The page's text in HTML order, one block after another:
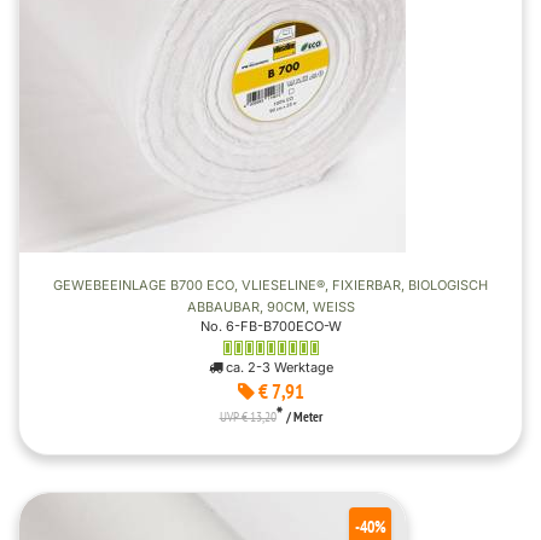
GEWEBEEINLAGE B700 ECO, VLIESELINE®, FIXIERBAR, BIOLOGISCH
ABBAUBAR, 90CM, WEISS
No. 6-FB-B700ECO-W
ca. 2-3 Werktage
€ 7,91
UVP € 13,20* / Meter
-40%